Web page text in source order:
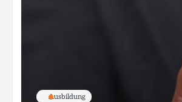
Ausbildung